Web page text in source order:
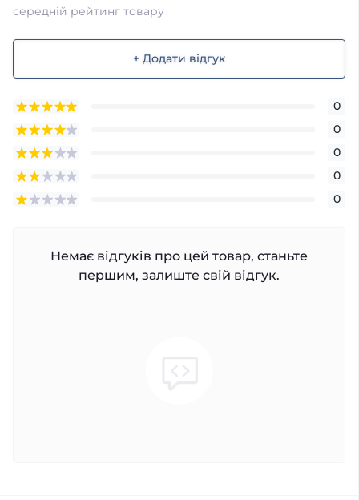
середній рейтинг товару
+ Додати відгук
0
0
0
0
0
Немає відгуків про цей товар, станьте
першим, залиште свій відгук.